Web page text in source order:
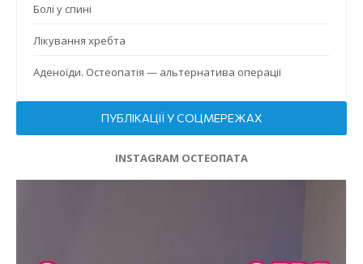
Болі у спині
Лікування хребта
Аденоїди. Остеопатія — альтернатива операції
ПУБЛІКАЦІЇ У СОЦМЕРЕЖАХ
INSTAGRAM ОСТЕОПАТА